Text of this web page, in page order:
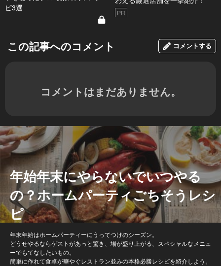
ピ3選
PR
この記事へのコメント コメントする
コメントはまだありません。
年始年末にやらないでいつやる
の？ホームパーティごちそうレシ
ピ
年末年始はホームパーティーにうってつけのシーズン。
どうせやるならゲストがあっと驚き、場が盛り上がる、スペシャルなメニュ
ーでもてなしたいもの。
簡単に作れて食卓が華やぐレストラン並みの本格必勝レシピを紹介しよう。